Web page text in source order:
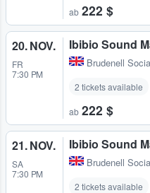
ab 222 $
20. NOV.
FR
7:30 PM
Ibibio Sound
Brudenell
2 tickets available
ab 222 $
21. NOV.
SA
7:30 PM
Ibibio Sound
Brudenell
2 tickets available